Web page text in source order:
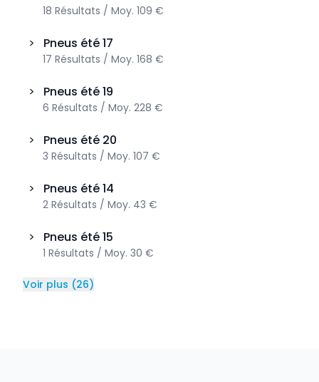
18 Résultats / Moy. 109 €
> Pneus été17
17 Résultats / Moy. 168 €
> Pneus été19
6 Résultats / Moy. 228 €
> Pneus été 20
3 Résultats / Moy. 107 €
> Pneus été14
2 Résultats / Moy. 43 €
> Pneus été15
1 Résultats / Moy. 30 €
Voir plus (26)